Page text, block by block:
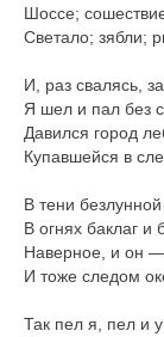
Шоссе;
Светало; зябли;
И, раз свалясь,
Я шел и пал без
Давился город
Купавшейся в
В тени
В огнях баклаг и
Наверное, и он —
И тоже следом
Так пел я, пел и